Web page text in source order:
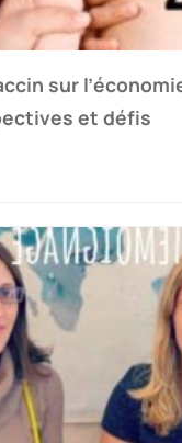
sur
et défis